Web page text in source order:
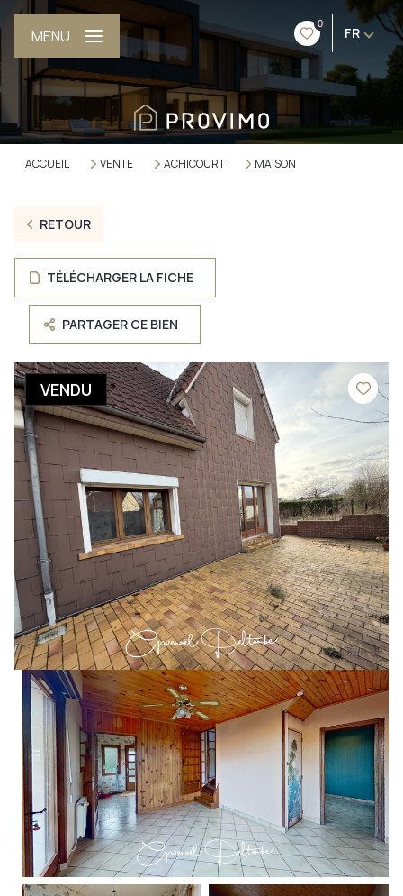
0
FR
MENU
ACCUEIL VENTE ACHICOURT MAISON
RETOUR
TÉLÉCHARGER LA FICHE
PARTAGER CE BIEN
VENDU